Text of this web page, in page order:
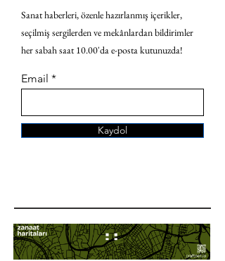
Sanat haberleri, özenle hazırlanmış içerikler,
seçilmiş sergilerden ve mekânlardan bildirimler
her sabah saat 10.00'da e-posta kutunuzda!
Email
Kaydol